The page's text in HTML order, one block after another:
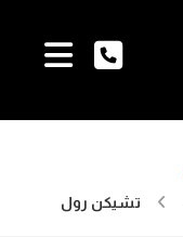
تشيكن رول